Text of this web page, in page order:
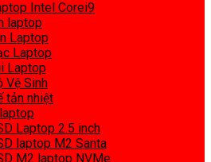
Intel Corei9
laptop
Laptop
Laptop
Laptop
Vệ Sinh
tản nhiệt
Laptop 2.5 inch
laptop M2 Santa
M2 laptop NVMe